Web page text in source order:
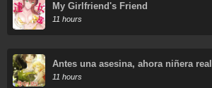
My Girlfriend's Friend
11 hours
Antes una asesina, ahora niñera real
11 hours